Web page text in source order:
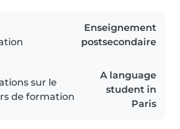
Enseignement
postsecondaire
sur le
de formation
A language
student in
Paris